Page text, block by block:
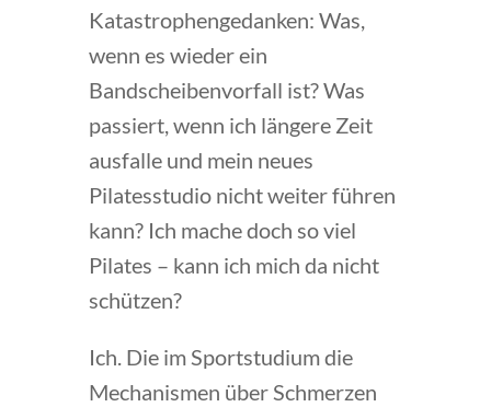
Katastrophengedanken: Was,
wenn es wieder ein
Bandscheibenvorfall ist? Was
passiert, wenn ich längere Zeit
ausfalle und mein neues
Pilatesstudio nicht weiter führen
kann? Ich mache doch so viel
Pilates – kann ich mich da nicht
schützen?
Ich. Die im Sportstudium die
Mechanismen über Schmerzen